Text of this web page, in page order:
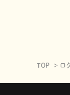
TOP ロ